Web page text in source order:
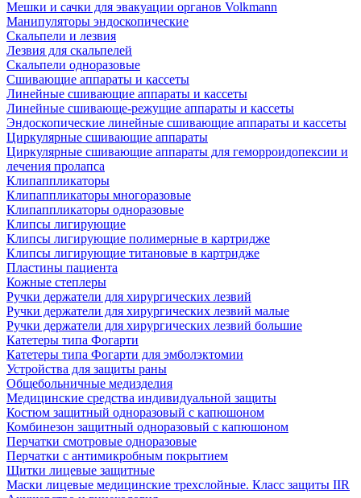
Мешки и сачки для эвакуации органов Volkmann
Манипуляторы эндоскопические
Скальпели и лезвия
Лезвия для скальпелей
Скальпели одноразовые
Сшивающие аппараты и кассеты
Линейные сшивающие аппараты и кассеты
Линейные сшивающе-режущие аппараты и кассеты
Эндоскопические линейные сшивающие аппараты и кассеты
Циркулярные сшивающие аппараты
Циркулярные сшивающие аппараты для геморроидопексии и
лечения пролапса
Клипаппликаторы
Клипаппликаторы многоразовые
Клипаппликаторы одноразовые
Клипсы лигирующие
Клипсы лигирующие полимерные в картридже
Клипсы лигирующие титановые в картридже
Пластины пациента
Кожные степлеры
Ручки держатели для хирургических лезвий
Ручки держатели для хирургических лезвий малые
Ручки держатели для хирургических лезвий большие
Катетеры типа Фогарти
Катетеры типа Фогарти для эмболэктомии
Устройства для защиты раны
Общебольничные медизделия
Медицинские средства индивидуальной защиты
Костюм защитный одноразовый с капюшоном
Комбинезон защитный одноразовый с капюшоном
Перчатки смотровые одноразовые
Перчатки с антимикробным покрытием
Щитки лицевые защитные
Маски лицевые медицинские трехслойные. Класс защиты IIR